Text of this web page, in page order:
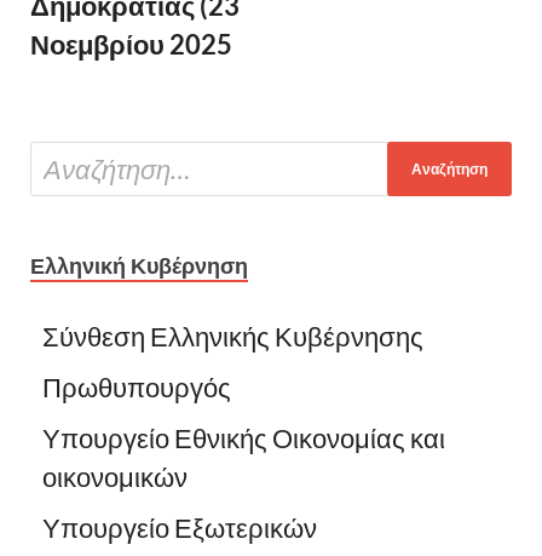
Νοεμβρίου 2025
Ελληνική Κυβέρνηση
Σύνθεση Ελληνικής Κυβέρνησης
Πρωθυπουργός
Υπουργείο Εθνικής Οικονομίας και
οικονομικών
Υπουργείο Εξωτερικών